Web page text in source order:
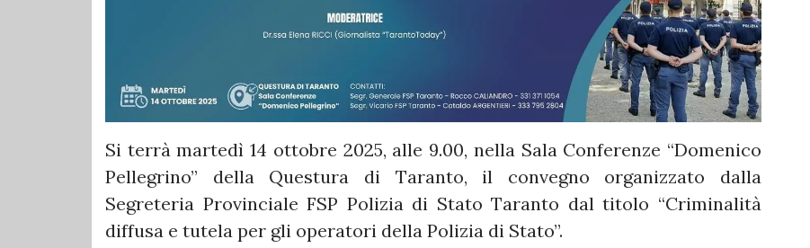
Si terrà martedì 14 ottobre 2025, alle 9.00, nella Sala Conferenze “Domenico
Pellegrino” della Questura di Taranto, il convegno organizzato dalla
Segreteria Provinciale FSP Polizia di Stato Taranto dal titolo “Criminalità
diffusa e tutela per gli operatori della Polizia di Stato”.